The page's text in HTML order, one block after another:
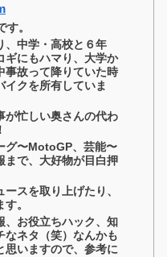
。
、中学・高校と６年
ギにもハマり、大学か
事故って降りていた時
イクを所有していま
が忙しい奥さんの代わ
グ〜MotoGP、芸能〜
まで、大好物が目白押
スを取り上げたり、
。
、お役立ちハック、知
なネタ（笑）なんかも
思いますので、参考に